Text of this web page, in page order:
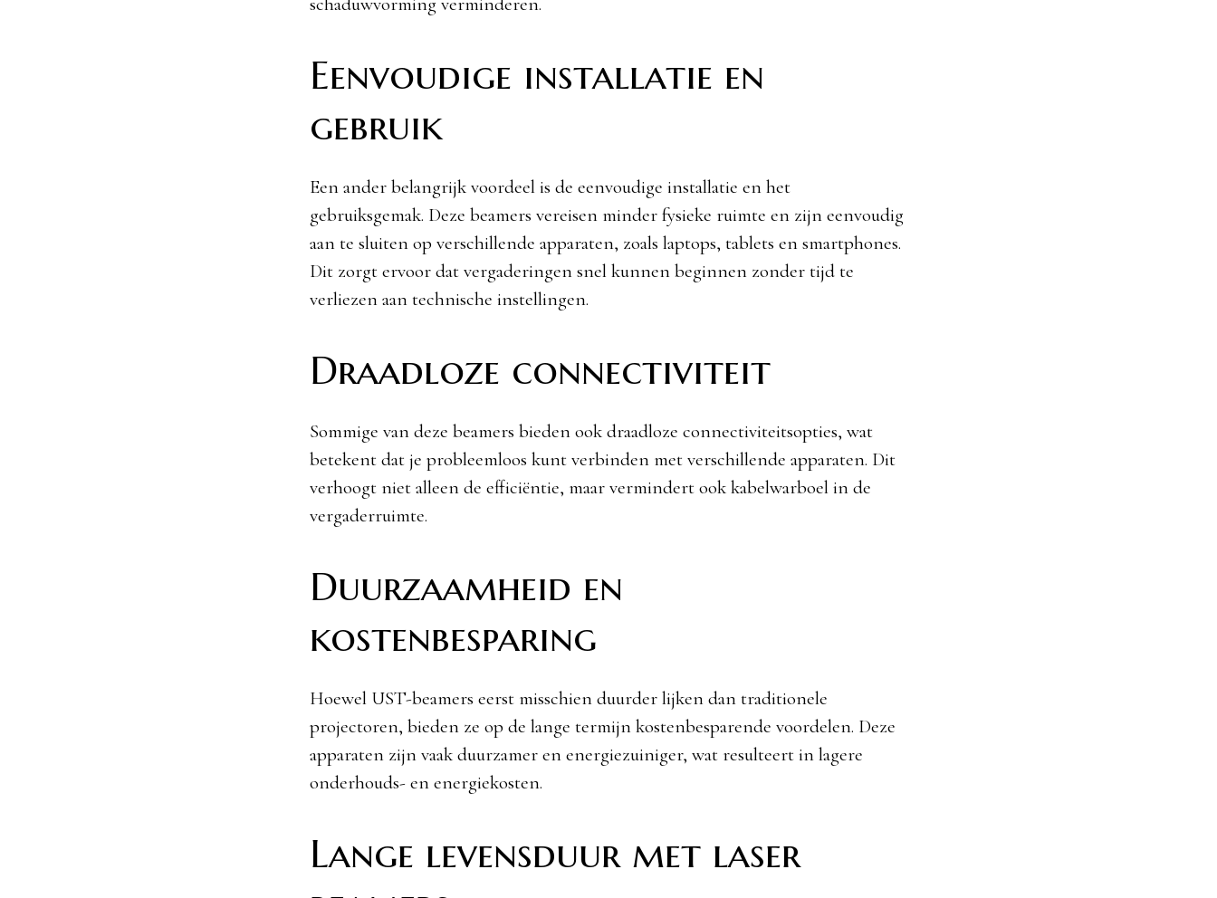
Eenvoudige installatie en
gebruik
Een ander belangrijk voordeel is de eenvoudige installatie en het
gebruiksgemak. Deze beamers vereisen minder fysieke ruimte en zijn eenvoudig
aan te sluiten op verschillende apparaten, zoals laptops, tablets en smartphones.
Dit zorgt ervoor dat vergaderingen snel kunnen beginnen zonder tijd te
verliezen aan technische instellingen.
Draadloze connectiviteit
Sommige van deze beamers bieden ook draadloze connectiviteitsopties, wat
betekent dat je probleemloos kunt verbinden met verschillende apparaten. Dit
verhoogt niet alleen de efficiëntie, maar vermindert ook kabelwarboel in de
vergaderruimte.
Duurzaamheid en
kostenbesparing
Hoewel UST-beamers eerst misschien duurder lijken dan traditionele
projectoren, bieden ze op de lange termijn kostenbesparende voordelen. Deze
apparaten zijn vaak duurzamer en energiezuiniger, wat resulteert in lagere
onderhouds- en energiekosten.
Lange levensduur met laser